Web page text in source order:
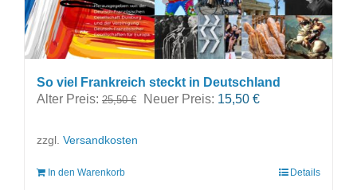
So viel Frankreich steckt in Deutschland
Alter Preis: 25,50€
Ursprünglicher
Neuer Preis: 15,50 €Aktueller
zzgl. Versandkosten
In den Warenkorb Details